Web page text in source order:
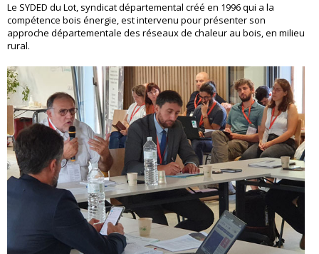
Le SYDED du Lot, syndicat départemental créé en 1996 qui a la
compétence bois énergie, est intervenu pour présenter son
approche départementale des réseaux de chaleur au bois, en milieu
rural.